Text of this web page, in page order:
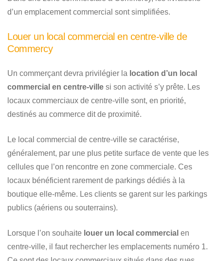
d’un emplacement commercial sont simplifiées.
Louer un local commercial en centre-ville de
Commercy
Un commerçant devra privilégier la location d’un local
commercial en centre-ville si son activité s’y prête. Les
locaux commerciaux de centre-ville sont, en priorité,
destinés au commerce dit de proximité.
Le local commercial de centre-ville se caractérise,
généralement, par une plus petite surface de vente que les
cellules que l’on rencontre en zone commerciale. Ces
locaux bénéficient rarement de parkings dédiés à la
boutique elle-même. Les clients se garent sur les parkings
publics (aériens ou souterrains).
Lorsque l’on souhaite louer un local commercial en
centre-ville, il faut rechercher les emplacements numéro 1.